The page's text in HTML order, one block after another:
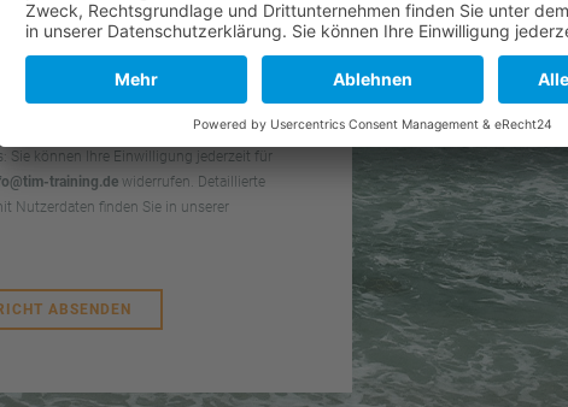
Angaben aus dem Kontaktformular zur
für Analysezwecke erhoben und
nach abgeschlossener Bearbeitung
Sie können Ihre Einwilligung jederzeit für
training.dewiderrufen. Detaillierte
Nutzerdaten finden Sie in unserer
ABSENDEN